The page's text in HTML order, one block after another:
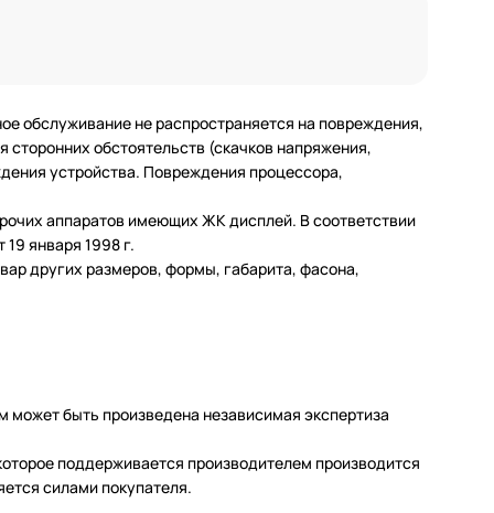
обслуживание не распространяется на повреждения,
обстоятельств (скачков напряжения,
устройства. Повреждения процессора,
аппаратов имеющих ЖК дисплей. В соответствии
января 1998 г.
других размеров, формы, габарита, фасона,
быть произведена независимая экспертиза
поддерживается производителем производится
силами покупателя.